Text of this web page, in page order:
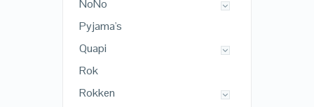
NoNo
Pyjama's
Quapi
Rok
Rokken